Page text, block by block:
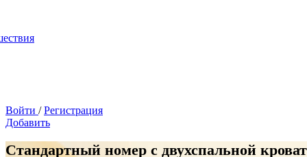
Войти / Регистрация
Добавить
Стандартный номер с двухспальной